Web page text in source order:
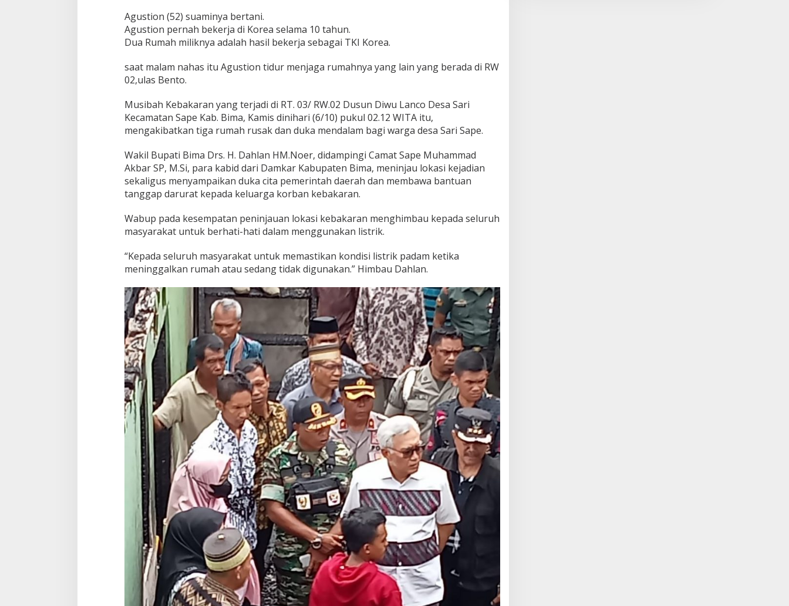
Agustion (52) suaminya bertani.
Agustion pernah bekerja di Korea selama 10 tahun.
Dua Rumah miliknya adalah hasil bekerja sebagai TKI Korea.
saat malam nahas itu Agustion tidur menjaga rumahnya yang lain yang berada di RW
02,ulas Bento.
Musibah Kebakaran yang terjadi di RT. 03/ RW.02 Dusun Diwu Lanco Desa Sari
Kecamatan Sape Kab. Bima, Kamis dinihari (6/10) pukul 02.12 WITA itu,
mengakibatkan tiga rumah rusak dan duka mendalam bagi warga desa Sari Sape.
Wakil Bupati Bima Drs. H. Dahlan HM.Noer, didampingi Camat Sape Muhammad
Akbar SP, M.Si, para kabid dari Damkar Kabupaten Bima, meninjau lokasi kejadian
sekaligus menyampaikan duka cita pemerintah daerah dan membawa bantuan
tanggap darurat kepada keluarga korban kebakaran.
Wabup pada kesempatan peninjauan lokasi kebakaran menghimbau kepada seluruh
masyarakat untuk berhati-hati dalam menggunakan listrik.
“Kepada seluruh masyarakat untuk memastikan kondisi listrik padam ketika
meninggalkan rumah atau sedang tidak digunakan.” Himbau Dahlan.